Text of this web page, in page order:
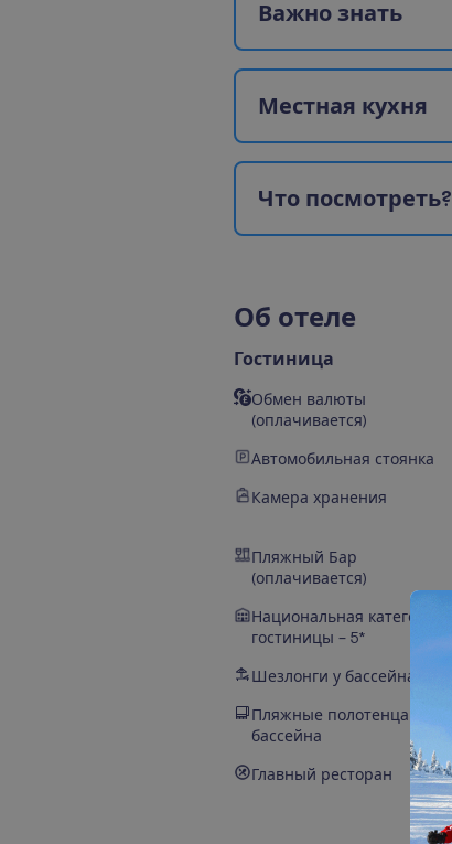
Важно знать
Местная кухня
Что посмотреть?
Об отеле
Гостиница
Обмен валюты
(оплачивается)
Автомобильная стоянка
Камера хранения
Пляжный Бар
(оплачивается)
Национальная категория
гостиницы – 5*
Шезлонги у бассейна
Пляжные полотенца у
бассейна
Главный ресторан